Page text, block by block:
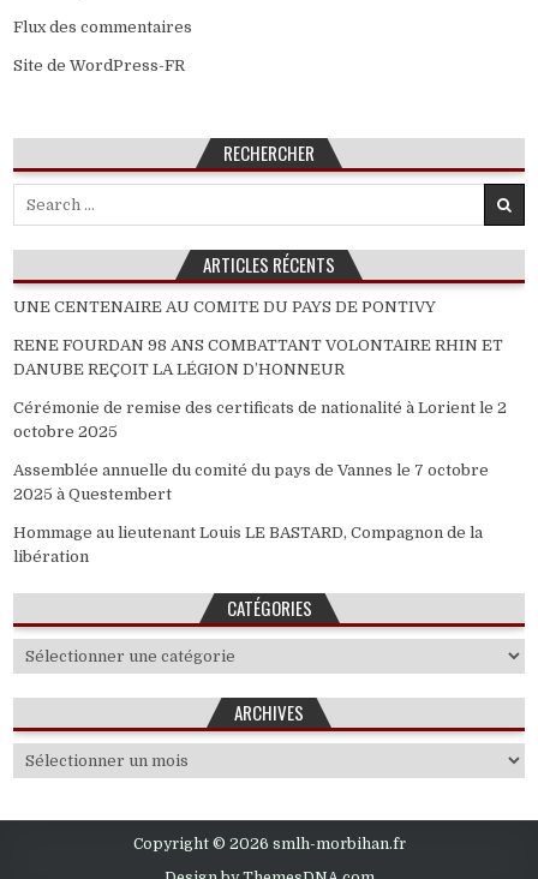
Flux des commentaires
Site de WordPress-FR
RECHERCHER
ARTICLES RÉCENTS
UNE CENTENAIRE AU COMITE DU PAYS DE PONTIVY
RENE FOURDAN 98 ANS COMBATTANT VOLONTAIRE RHIN ET
DANUBE REÇOIT LA LÉGION D’HONNEUR
Cérémonie de remise des certificats de nationalité à Lorient le 2
octobre 2025
Assemblée annuelle du comité du pays de Vannes le 7 octobre
2025 à Questembert
Hommage au lieutenant Louis LE BASTARD, Compagnon de la
libération
CATÉGORIES
Catégories
ARCHIVES
Archives
Copyright © 2026 smlh-morbihan.fr